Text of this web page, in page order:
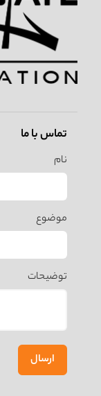
تماس با ما
نام
موضوع
توضیحات
ارسال